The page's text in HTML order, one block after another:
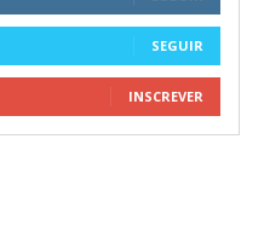
SEGUIR
INSCREVER